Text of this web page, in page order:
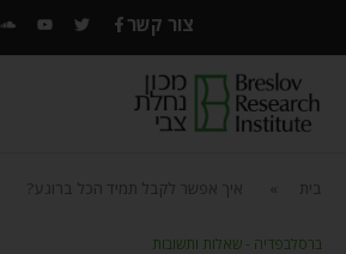
צור קשר
בית איך אפשר לקבל תמיד הכל ברוגע?
ברסלבפדיה - שאלות ותשובות